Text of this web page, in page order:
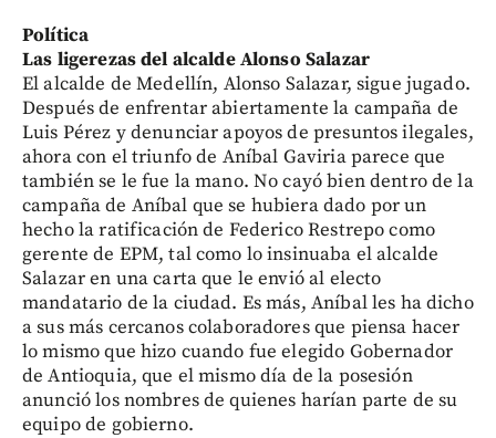
Política
Las ligerezas del alcalde Alonso Salazar
El alcalde de Medellín, Alonso Salazar, sigue jugado.
Después de enfrentar abiertamente la campaña de
Luis Pérez y denunciar apoyos de presuntos ilegales,
ahora con el triunfo de Aníbal Gaviria parece que
también se le fue la mano. No cayó bien dentro de la
campaña de Aníbal que se hubiera dado por un
hecho la ratificación de Federico Restrepo como
gerente de EPM, tal como lo insinuaba el alcalde
Salazar en una carta que le envió al electo
mandatario de la ciudad. Es más, Aníbal les ha dicho
a sus más cercanos colaboradores que piensa hacer
lo mismo que hizo cuando fue elegido Gobernador
de Antioquia, que el mismo día de la posesión
anunció los nombres de quienes harían parte de su
equipo de gobierno.